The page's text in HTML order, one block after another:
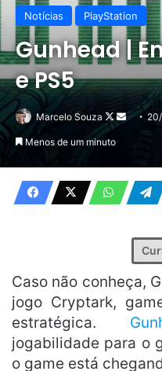
Notícias PlayStation
Gunhead |
e PS5
Marcelo Souza
Follow
Mande
Menos de um minuto
Caso não conheça,
jogo Cryptark,
estratégica.
jogabilidade para o
o game está